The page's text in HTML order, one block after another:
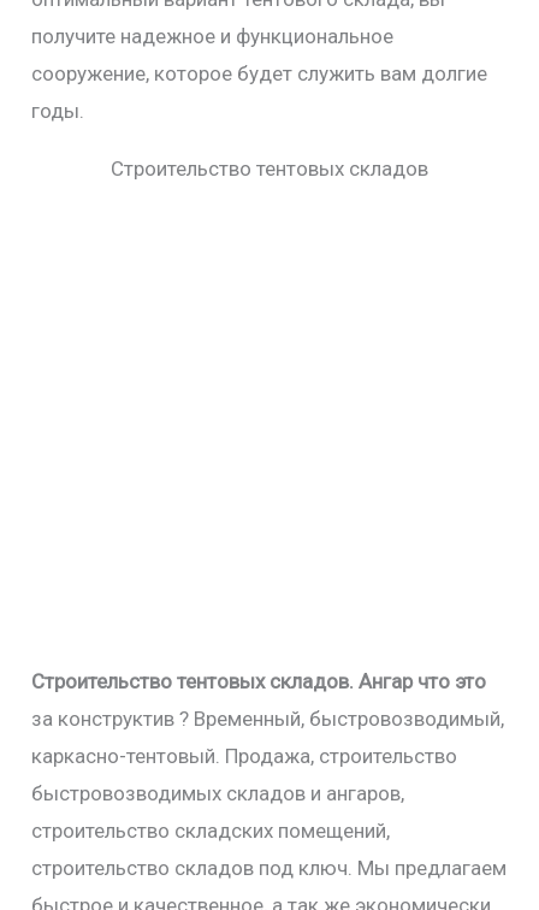
получите надежное и функциональное
сооружение, которое будет служить вам долгие
годы.
Строительство тентовых складов
Строительство тентовых складов. Ангар что это
за конструктив ? Временный, быстровозводимый,
каркасно-тентовый. Продажа, строительство
быстровозводимых складов и ангаров,
строительство складских помещений,
строительство складов под ключ. Мы предлагаем